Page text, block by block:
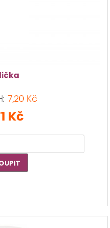
7,20 Kč
Kč